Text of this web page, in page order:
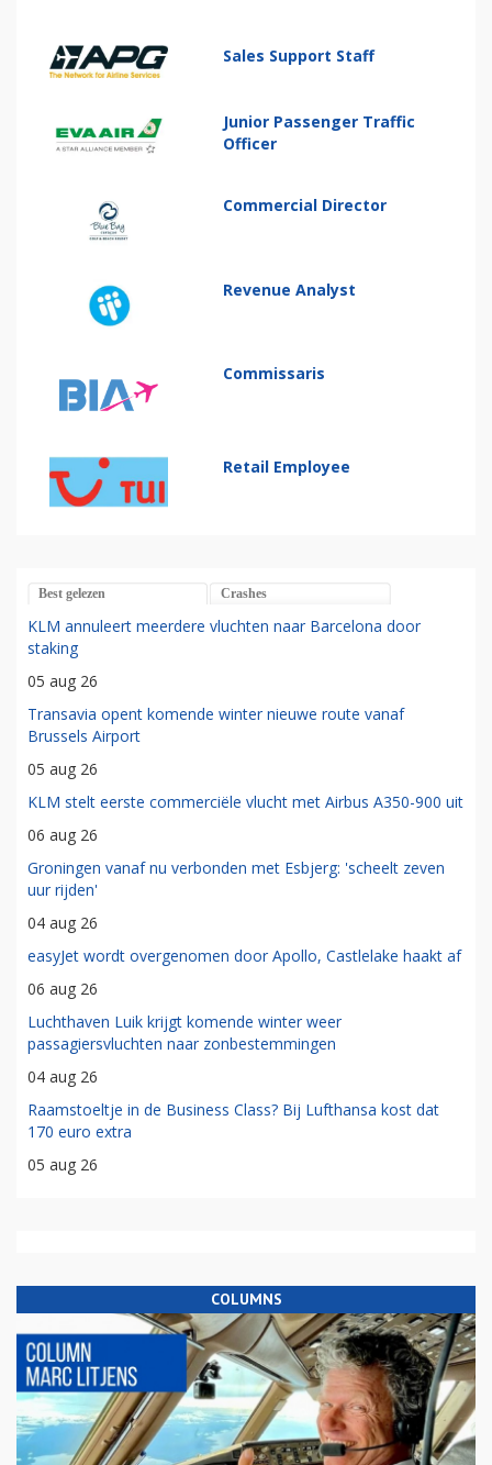
Sales Support Staff
Junior Passenger Traffic
Officer
Commercial Director
Revenue Analyst
Commissaris
Retail Employee
Best gelezen Crashes
KLM annuleert meerdere vluchten naar Barcelona door
staking
05 aug 26
Transavia opent komende winter nieuwe route vanaf
Brussels Airport
05 aug 26
KLM stelt eerste commerciële vlucht met Airbus A350-900 uit
06 aug 26
Groningen vanaf nu verbonden met Esbjerg: 'scheelt zeven
uur rijden'
04 aug 26
easyJet wordt overgenomen door Apollo, Castlelake haakt af
06 aug 26
Luchthaven Luik krijgt komende winter weer
passagiersvluchten naar zonbestemmingen
04 aug 26
Raamstoeltje in de Business Class? Bij Lufthansa kost dat
170 euro extra
05 aug 26
COLUMNS